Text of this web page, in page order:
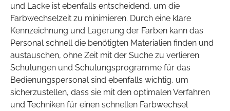
und Lacke ist ebenfalls entscheidend, um die
Farbwechselzeit zu minimieren. Durch eine klare
Kennzeichnung und Lagerung der Farben kann das
Personal schnell die benötigten Materialien finden und
austauschen, ohne Zeit mit der Suche zu verlieren.
Schulungen und Schulungsprogramme für das
Bedienungspersonal sind ebenfalls wichtig, um
sicherzustellen, dass sie mit den optimalen Verfahren
und Techniken für einen schnellen Farbwechsel